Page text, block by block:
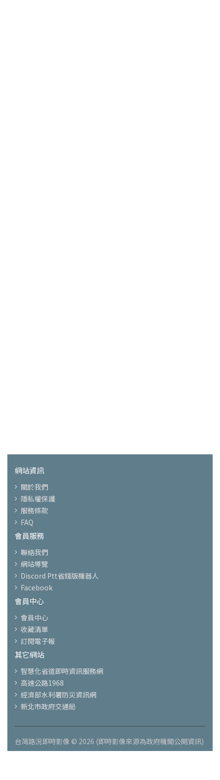
網站資訊
關於我們
隱私權保護
服務條款
FAQ
會員服務
聯絡我們
網站導覽
Discord Ptt省錢版機器人
Facebook
會員中心
會員中心
收藏清單
訂閱電子報
其它網站
智慧化省道即時資訊服務網
高速公路1968
經濟部水利署防災資訊網
新北市政府交通局
台灣路況即時影像 © 2026 (即時影像來源為政府機關公開資訊)